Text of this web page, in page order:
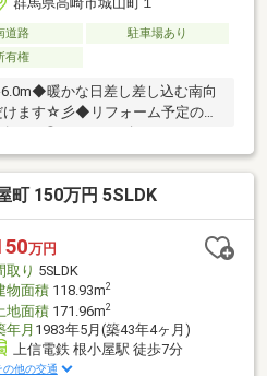
道路
駐車場あり
有権
暖かな日差し差し込む南向
けます☆彡◆リフォーム予定の物
資金０円から住宅購入できます!■
一緒にご提案できます。■他社
。ローンに自信あります。■平
学予約は0120-919-727【通話料
い。スマートフォンの方は青い
けます。
町 150万円 5SLDK
万円
取り 5SLDK
物面積118.93m2
地面積171.96m2
年月 1983年5月(築43年4ヶ月)
上信電鉄 根小屋駅 徒歩7分
の他の交通